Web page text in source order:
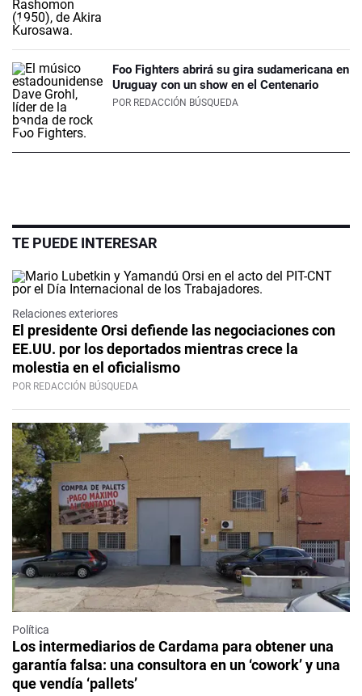
Foo Fighters abrirá su gira sudamericana en
Uruguay con un show en el Centenario
POR REDACCIÓN BÚSQUEDA
TE PUEDE INTERESAR
Relaciones exteriores
El presidente Orsi defiende las negociaciones con
EE.UU. por los deportados mientras crece la
molestia en el oficialismo
POR REDACCIÓN BÚSQUEDA
Política
Los intermediarios de Cardama para obtener una
garantía falsa: una consultora en un ‘cowork’ y una
que vendía ‘pallets’